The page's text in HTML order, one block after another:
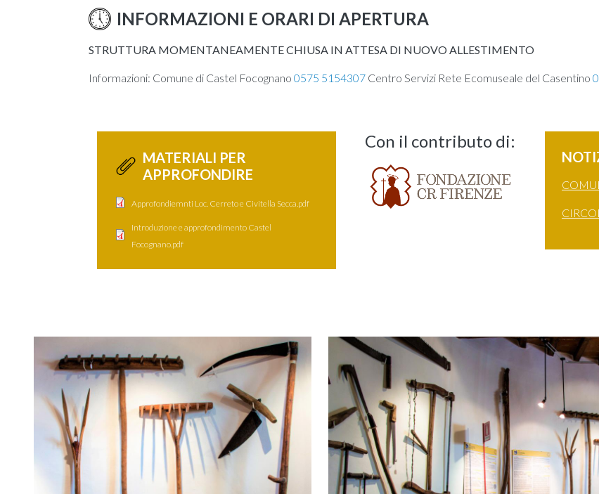
INFORMAZIONI E ORARI DI APERTURA
STRUTTURA MOMENTANEAMENTE CHIUSA IN ATTESA DI NUOVO ALLESTIMENTO
Informazioni: Comune di Castel Focognano 0575 5154307 Centro Servizi Rete Ecomuseale del Casentino
MATERIALI PER
APPROFONDIRE
Approfondiemnti Loc. Cerreto e Civitella Secca.pdf
Introduzione e approfondimento Castel
Focognano.pdf
Con il contributo di: